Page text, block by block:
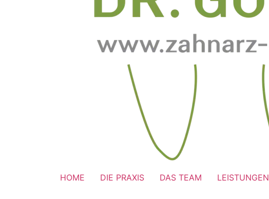
HOME DIE PRAXIS DAS TEAM LEISTUNGEN